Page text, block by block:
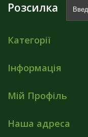
Розсилка
Категорії
Інформація
Мій Профіль
Наша адреса